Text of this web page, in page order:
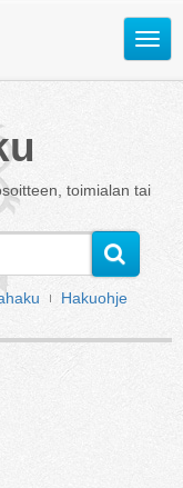
Avaa
toimialan tai
Hakuohje